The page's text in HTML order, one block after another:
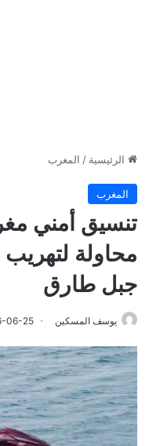
الرئيسية / المغرب
المغرب
تنسيق أمني
محاولة
جبل طارق
يوسف المسكين 06-25